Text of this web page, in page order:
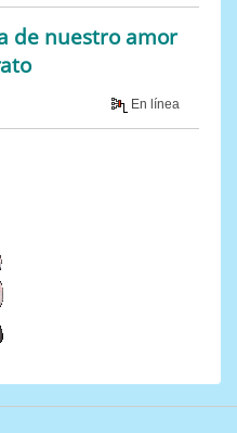
de nuestro amor
En línea